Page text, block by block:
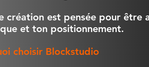
création est pensée pour être
et ton positionnement.
choisir Blockstudio